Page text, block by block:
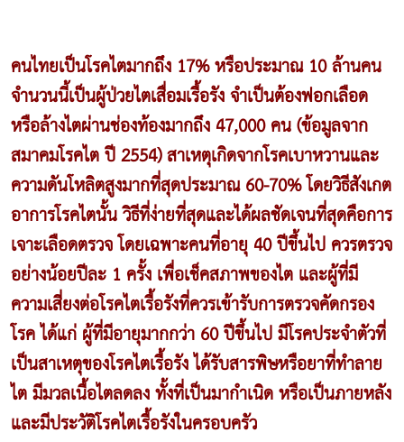
คนไทยเป็นโรคไตมากถึง 17% หรือประมาณ 10 ล้านคน
จำนวนนี้เป็นผู้ป่วยไตเสื่อมเรื้อรัง จำเป็นต้องฟอกเลือด
หรือล้างไตผ่านช่องท้องมากถึง 47,000 คน (ข้อมูลจาก
สมาคมโรคไต ปี 2554) สาเหตุเกิดจากโรคเบาหวานและ
ความดันโหลิตสูงมากที่สุดประมาณ 60-70% โดยวิธีสังเกต
อาการโรคไตนั้น วิธีที่ง่ายที่สุดและได้ผลชัดเจนที่สุดคือการ
เจาะเลือดตรวจ โดยเฉพาะคนที่อายุ 40 ปีขึ้นไป ควรตรวจ
อย่างน้อยปีละ 1 ครั้ง เพื่อเช็คสภาพของไต และผู้ที่มี
ความเสี่ยงต่อโรคไตเรื้อรังที่ควรเข้ารับการตรวจคัดกรอง
โรค ได้แก่ ผู้ที่มีอายุมากกว่า 60 ปีขึ้นไป มีโรคประจำตัวที่
เป็นสาเหตุของโรคไตเรื้อรัง ได้รับสารพิษหรือยาที่ทำลาย
ไต มีมวลเนื้อไตลดลง ทั้งที่เป็นมากำเนิด หรือเป็นภายหลัง
และมีประวัติโรคไตเรื้อรังในครอบครัว